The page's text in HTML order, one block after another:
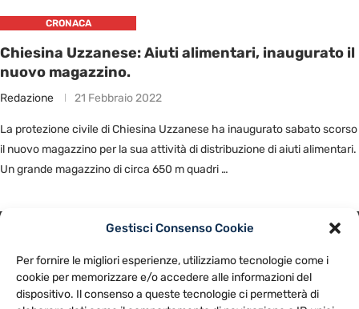
Gestisci Consenso Cookie
Per fornire le migliori esperienze, utilizziamo tecnologie come i
cookie per memorizzare e/o accedere alle informazioni del
dispositivo. Il consenso a queste tecnologie ci permetterà di
CRONACA
Chiesina Uzzanese: Aiuti alimentari, inaugurato il
nuovo magazzino.
Redazione 21 Febbraio 2022
La protezione civile di Chiesina Uzzanese ha inaugurato sabato scorso
il nuovo magazzino per la sua attività di distribuzione di aiuti alimentari.
Un grande magazzino di circa 650 m quadri …
NOTE LEGALI
CONTATTACI PREFERENZE